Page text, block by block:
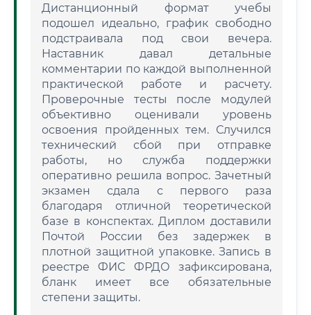
Дистанционный формат учебы
подошел идеально, график свободно
подстраивала под свои вечера.
Наставник давал детальные
комментарии по каждой выполненной
практической работе и расчету.
Проверочные тесты после модулей
объективно оценивали уровень
освоения пройденных тем. Случился
технический сбой при отправке
работы, но служба поддержки
оперативно решила вопрос. Зачетный
экзамен сдала с первого раза
благодаря отличной теоретической
базе в конспектах. Диплом доставили
Почтой России без задержек в
плотной защитной упаковке. Запись в
реестре ФИС ФРДО зафиксирована,
бланк имеет все обязательные
степени защиты.